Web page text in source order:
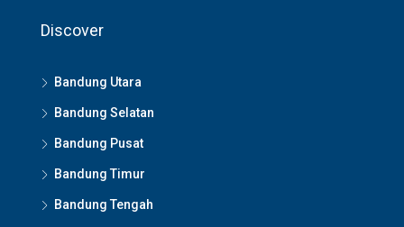
Discover
Bandung Utara
Bandung Selatan
Bandung Pusat
Bandung Timur
Bandung Tengah